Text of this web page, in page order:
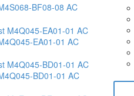
BF08-08 AC
EA01-01 AC
BD01-01 AC